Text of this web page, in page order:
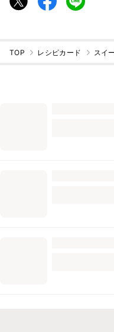
TOP レシピカード スイ